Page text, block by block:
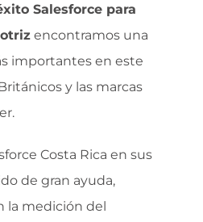
Salesforce para
encontramos una
importantes en este
y las marcas
Costa Rica en sus
de gran ayuda,
la medición del